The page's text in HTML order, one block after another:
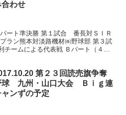
合わせ
ート準決勝 第１試合 番長対ＳＩＲ
ラン熊本対淡路機材㈱野球部 第３試
ームによる代表戦 Ｂパート（４月
第２３回読売旗争奪
球 九州・山口大会 Ｂｉｇ連
ャンずの予定